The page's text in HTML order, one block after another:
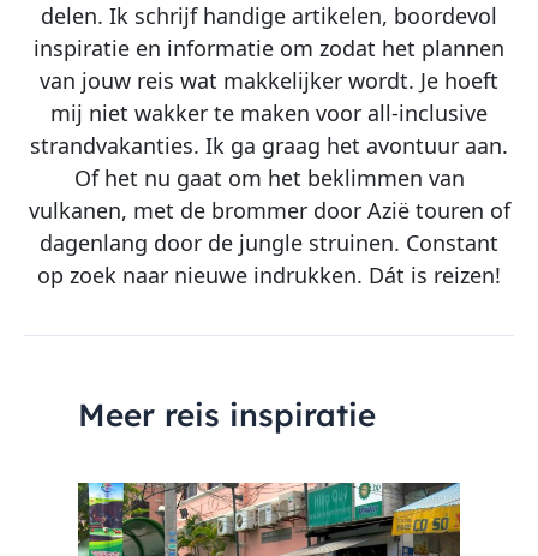
delen. Ik schrijf handige artikelen, boordevol
inspiratie en informatie om zodat het plannen
van jouw reis wat makkelijker wordt. Je hoeft
mij niet wakker te maken voor all-inclusive
strandvakanties. Ik ga graag het avontuur aan.
Of het nu gaat om het beklimmen van
vulkanen, met de brommer door Azië touren of
dagenlang door de jungle struinen. Constant
op zoek naar nieuwe indrukken. Dát is reizen!
Meer reis inspiratie